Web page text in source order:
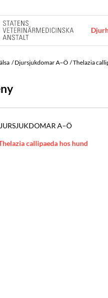
Djursjukdomar A–Ö Thelazia
A–Ö
callipaeda hos hund